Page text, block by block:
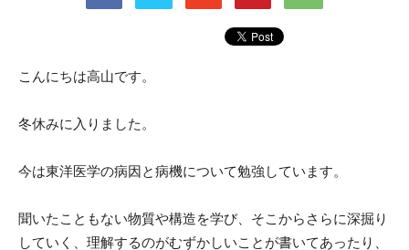
こんにちは高山です。
冬休みに入りました。
今は東洋医学の病因と病機について勉強しています。
聞いたこともない物質や構造を学び、そこからさらに深掘り
していく、理解するのがむずかしいことが書いてあったり、